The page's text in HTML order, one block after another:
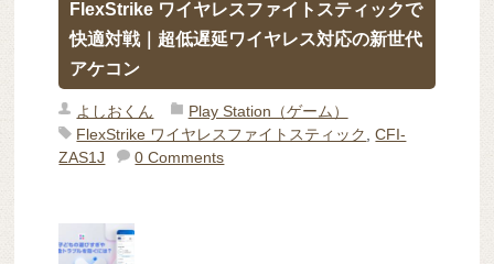
FlexStrike ワイヤレスファイトスティックで
快適対戦｜超低遅延ワイヤレス対応の新世代
アケコン
よしおくん
Play Station（ゲーム）
FlexStrike ワイヤレスファイトスティック
,CFI-
ZAS1J
0 Comments